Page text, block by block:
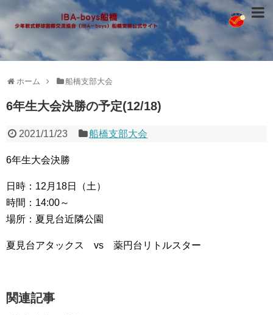
ホーム 船橋支部大会
6年生大会決勝の予定(12/18)
2021/11/23 船橋支部大会
6年生大会決勝
日時：12月18日（土）
時間：14:00～
場所：夏見台近隣公園
夏見台アタックス vs 薬円台リトルスター
関連記事